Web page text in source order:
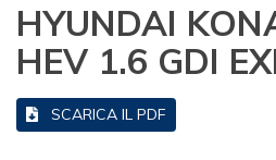
HYUNDAI
HEV 1.6 GDI
SCARICA IL PDF